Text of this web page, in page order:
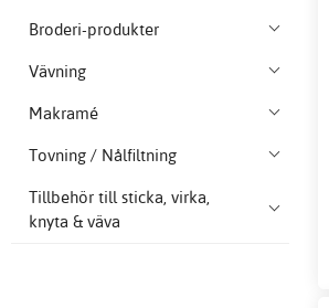
Broderi-produkter
Vävning
Makramé
Tovning / Nålfiltning
Tillbehör till sticka, virka,
knyta & väva